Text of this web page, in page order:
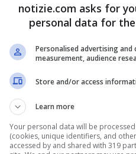
tra le
usato pezzi di
provincia nord-
League Baseball
dicendo che
notizie.com asks for
personal data for
Personalised advertising
measurement, audience
Store and/or access
Learn more
Your personal data will be
(cookies, unique identifiers, and
accessed by and shared with 319